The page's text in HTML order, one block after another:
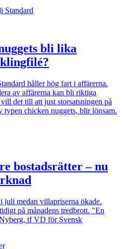
Standard
bli lika
håller hög fart i affärerna.
av affärerna kan bli riktiga
det till att just storsatsningen på
typen chicken nuggets, blir lönsam.
bostadsrätter – nu
juli medan villapriserna ökade.
på månadens tredbrott. "En
tf VD för Svensk